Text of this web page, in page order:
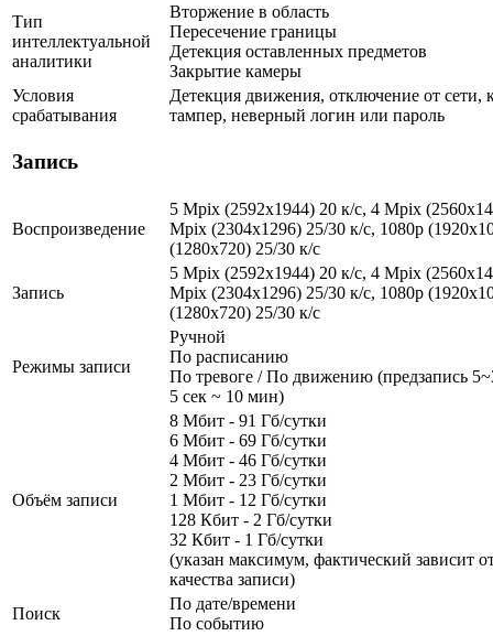
Тип
интеллектуальной
аналитики
Вторжение в область
Пересечение границы
Детекция оставленных предметов
Закрытие камеры
Условия
срабатывания
Детекция движения, отключение от сети,
тампер, неверный логин или пароль
Запись
Воспроизведение
5 Mpix (2592x1944) 20 к/с, 4 Mpix
Mpix (2304x1296) 25/30 к/с, 1080p
(1280х720) 25/30 к/с
Запись
5 Mpix (2592x1944) 20 к/с, 4 Mpix
Mpix (2304x1296) 25/30 к/с, 1080p
(1280х720) 25/30 к/с
Режимы записи
Ручной
По расписанию
По тревоге / По движению (предзапись
5 сек ~ 10 мин)
Объём записи
8 Мбит - 91 Гб/сутки
6 Мбит - 69 Гб/сутки
4 Мбит - 46 Гб/сутки
2 Мбит - 23 Гб/сутки
1 Мбит - 12 Гб/сутки
128 Кбит - 2 Гб/сутки
32 Кбит - 1 Гб/сутки
(указан максимум, фактический зависит
качества записи)
Поиск
По дате/времени
По событию